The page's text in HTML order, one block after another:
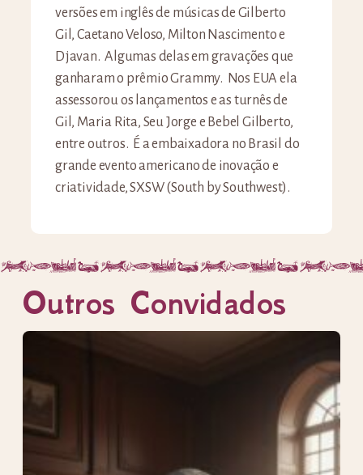
versões em inglês de músicas de Gilberto
Gil, Caetano Veloso, Milton Nascimento e
Djavan. Algumas delas em gravações que
ganharam o prêmio Grammy. Nos EUA ela
assessorou os lançamentos e as turnês de
Gil, Maria Rita, Seu Jorge e Bebel Gilberto,
entre outros. É a embaixadora no Brasil do
grande evento americano de inovação e
criatividade, SXSW (South by Southwest).
Outros Convidados